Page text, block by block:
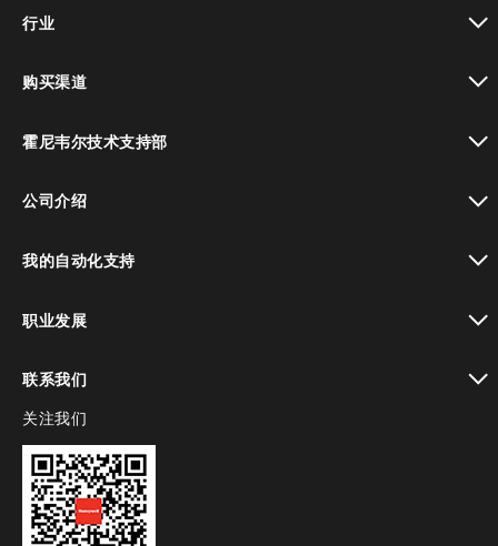
行业
购买渠道
霍尼韦尔技术支持部
公司介绍
我的自动化支持
职业发展
联系我们
toggle view
关注我们